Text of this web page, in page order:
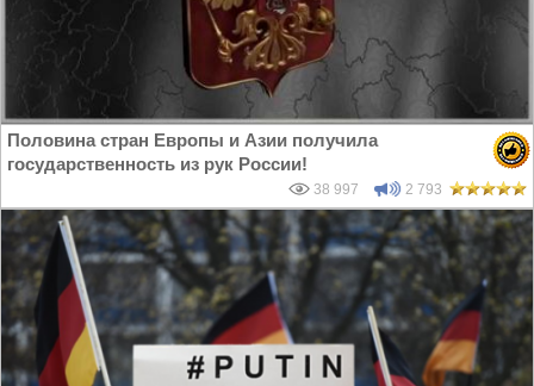
Половина стран Европы и Азии получила
государственность из рук России!
38 997 2 793